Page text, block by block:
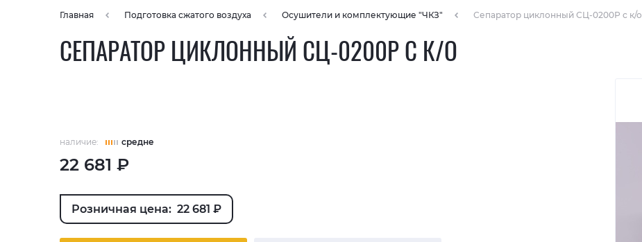
Главная Подготовка сжатого воздуха Осушители и комплектующие "ЧКЗ" Сепаратор циклонный СЦ-0200Р с к/о
СЕПАРАТОР ЦИКЛОННЫЙ СЦ-0200Р С К/О
наличие: средне
22 681 ₽
Розничная цена: 22 681 ₽